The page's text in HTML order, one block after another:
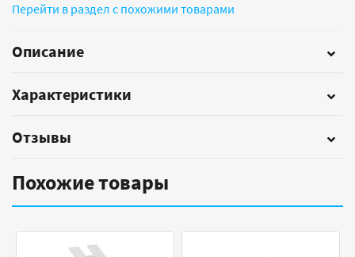
Перейти в раздел с похожими товарами
Описание
Характеристики
Отзывы
Похожие товары